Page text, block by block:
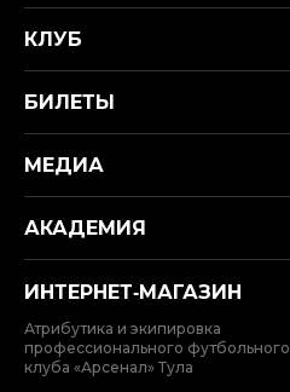
КЛУБ
БИЛЕТЫ
МЕДИА
АКАДЕМИЯ
ИНТЕРНЕТ‑МАГАЗИН
Атрибутика и экипировка
профессионального футбольного
клуба «Арсенал» Тула